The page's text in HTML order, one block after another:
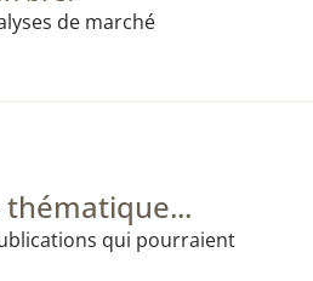
de marché
qui pourraient